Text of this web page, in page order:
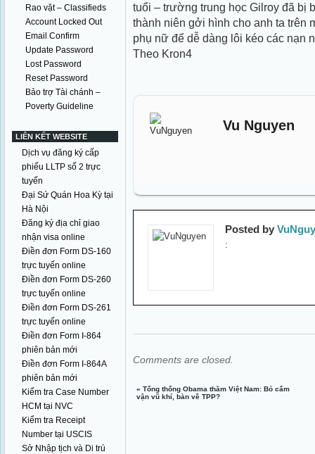
Rao vặt – Classifieds
Account Locked Out
Email Confirm
Update Password
Lost Password
Reset Password
Bảo trợ Tài chánh –
Poverty Guideline
LIÊN KẾT WEBSITE
Dịch vụ đăng ký cấp
phiếu LLTP số 2 trực
tuyến
Đại Sứ Quán Hoa Kỳ tại
Hà Nội
Đăng ký địa chỉ giao
nhận visa online
Điền đơn Form DS-160
trực tuyến online
Điền đơn Form DS-260
trực tuyến online
Điền đơn Form DS-261
trực tuyến online
Điền đơn Form I-864
phiên bản mới
Điền đơn Form I-864A
phiên bản mới
Kiểm tra Case Number
HCM tại NVC
Kiểm tra Receipt
Number tại USCIS
Sở Nhập tịch và Di trú
tuổi – trường trung học Gilroy đã bị
thành niên gởi hình cho anh ta trên
phụ nữ để dễ dàng lôi kéo các nạn
Theo Kron4
Vu Nguyen
Posted by
:
Comments are closed.
«Tổng thống Obama thăm Việt Nam: Bỏ cấm
vận vũ khí, bàn về TPP?